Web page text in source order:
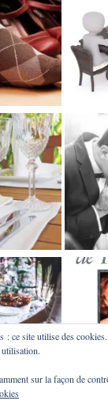
: ce site utilise des
utilisation.
sur la façon de